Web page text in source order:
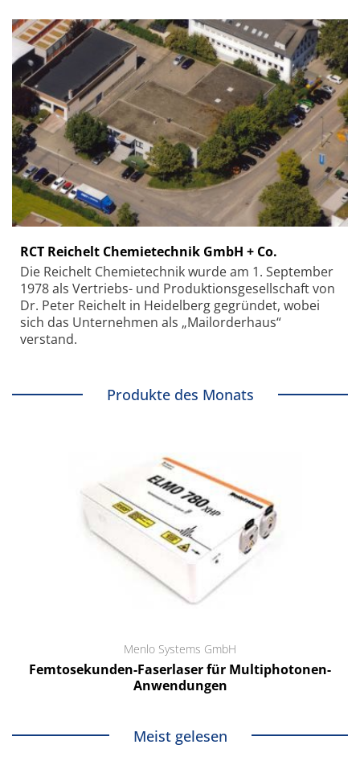
RCT Reichelt Chemietechnik GmbH + Co.
Die Reichelt Chemietechnik wurde am 1. September
1978 als Vertriebs- und Produktionsgesellschaft von
Dr. Peter Reichelt in Heidelberg gegründet, wobei
sich das Unternehmen als „Mailorderhaus“
verstand.
Produkte des Monats
Menlo Systems GmbH
Femtosekunden-Faserlaser für Multiphotonen-
Anwendungen
Meist gelesen